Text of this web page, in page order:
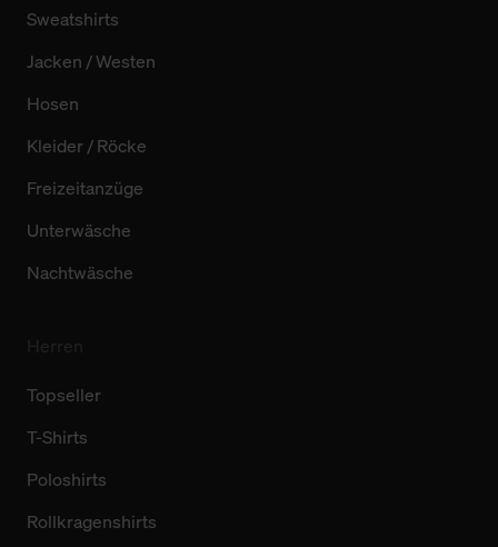
Sweatshirts
Jacken / Westen
Hosen
Kleider / Röcke
Freizeitanzüge
Unterwäsche
Nachtwäsche
Topseller
T-Shirts
Poloshirts
Rollkragenshirts